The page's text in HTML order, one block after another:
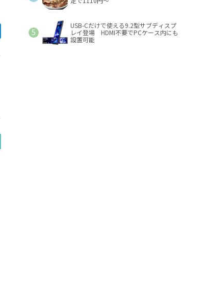
USB-Cだけで使える9.2型サブディスプ
レイ登場 HDMI不要でPCケース内にも
設置可能